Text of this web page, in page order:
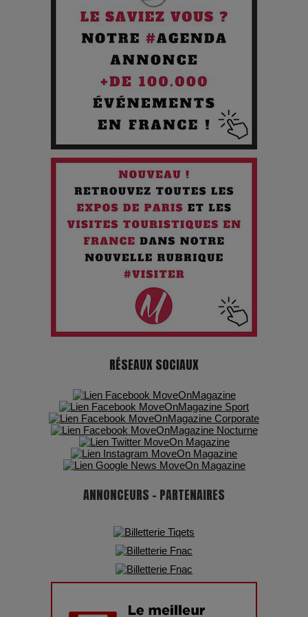
Cibles des Hackers
Quand l'Opéra Rencontre l'IA : Lola Volonakis, l'Artiste du
Paradoxe qui Chante le Futur
Chien 51 - Quand l’IA prend le pouvoir : une plongée dans un
Maïra Kerey, la “voix d’or du Kazakhstan”, célèbre ses 30
ans de carrière à la Salle Gaveau
Les dessous de la fast fashion : un désastre écologique en
7 Techniques Secrètes des Photographes de Stars
Adieu Jean-Pat : rire au bord du précipice
Pharaonic Festival 2025 : 10 ans d’électro sous les
montagnes, une fête à ne pas manquer
RÉSEAUX SOCIAUX
ANNONCEURS - PARTENAIRES